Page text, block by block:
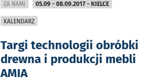
ZA NAMI 05.09 - 08.09.2017 - KIELCE
KALENDARZ
Targi technologii obróbki
drewna i produkcji mebli
AMIA